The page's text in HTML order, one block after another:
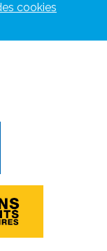
cookies